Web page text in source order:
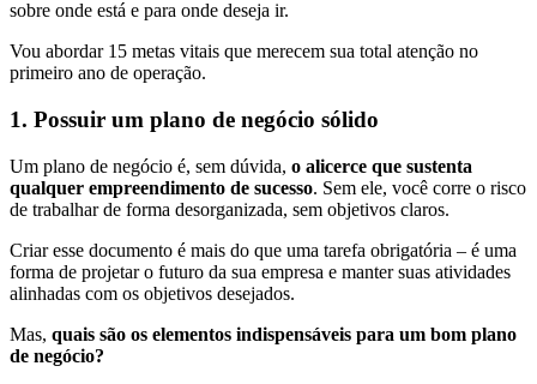
sobre onde está e para onde deseja ir.
Vou abordar 15 metas vitais que merecem sua total atenção no
primeiro ano de operação.
1. Possuir um plano de negócio sólido
Um plano de negócio é, sem dúvida, o alicerce que sustenta
qualquer empreendimento de sucesso. Sem ele, você corre o risco
de trabalhar de forma desorganizada, sem objetivos claros.
Criar esse documento é mais do que uma tarefa obrigatória – é uma
forma de projetar o futuro da sua empresa e manter suas atividades
alinhadas com os objetivos desejados.
Mas, quais são os elementos indispensáveis para um bom plano
de negócio?